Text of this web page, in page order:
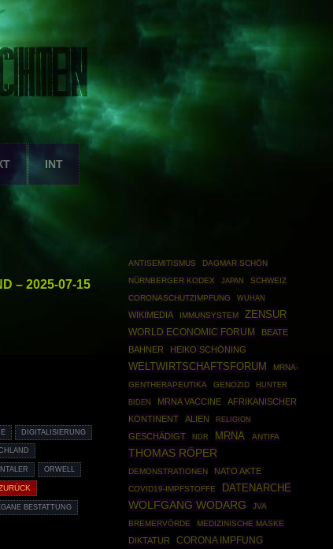
INT
– 2025-07-15
DIGITALISIERUNG
ORWELL
BESTATTUNG
ANTISEMITISMUS
DAGMAR SCHÖN
NÜRNBERGER KODEX
JAPAN
SCHWEIZ
CORONASCHUTZIMPFUNG
WUHAN
WIKIMEDIA IMMUNSYSTEM ZENSUR
WORLD ECONOMIC FORUM
BEATE
BAHNER
HEIKO SCHÖNING
WELTWIRTSCHAFTSFORUM
MRNA-
GENTHERAPEUTIKA
GENOZID HUNTER
BIDEN MRNA VACCINE
AFRIKANISCHER
KONTINENT
ALIEN RELIGION
GESCHÄDIGT NDR MRNA ANTIFA
THOMAS RÖPER
DEMONSTRATIONEN NATO AKTE
COVID19-IMPFSTOFFE DATENARCHE
WOLFGANG WODARG
JVA
BREMERVÖRDE
MEDIZINISCHE MASKE
DIKTATUR CORONA IMPFUNG